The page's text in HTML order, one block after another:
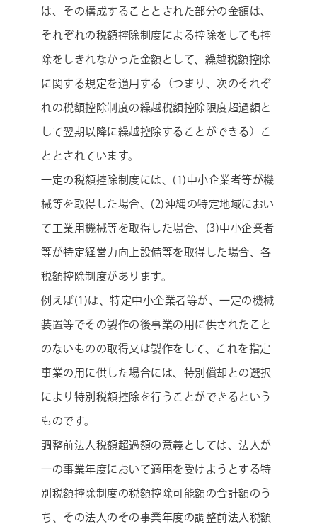
は、その構成することとされた部分の金額は、
それぞれの税額控除制度による控除をしても控
除をしきれなかった金額として、繰越税額控除
に関する規定を適用する（つまり、次のそれぞ
れの税額控除制度の繰越税額控除限度超過額と
して翌期以降に繰越控除することができる）こ
ととされています。
一定の税額控除制度には、(1)中小企業者等が機
械等を取得した場合、(2)沖縄の特定地域におい
て工業用機械等を取得した場合、(3)中小企業者
等が特定経営力向上設備等を取得した場合、各
税額控除制度があります。
例えば(1)は、特定中小企業者等が、一定の機械
装置等でその製作の後事業の用に供されたこと
のないものの取得又は製作をして、これを指定
事業の用に供した場合には、特別償却との選択
により特別税額控除を行うことができるという
ものです。
調整前法人税額超過額の意義としては、法人が
一の事業年度において適用を受けようとする特
別税額控除制度の税額控除可能額の合計額のう
ち、その法人のその事業年度の調整前法人税額